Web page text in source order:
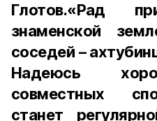
Глотов.«Рад
знаменской
соседей –
Надеюсь
совместных
станет